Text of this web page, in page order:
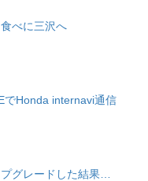
べに三沢へ
でHonda internavi通信
グレードした結果…